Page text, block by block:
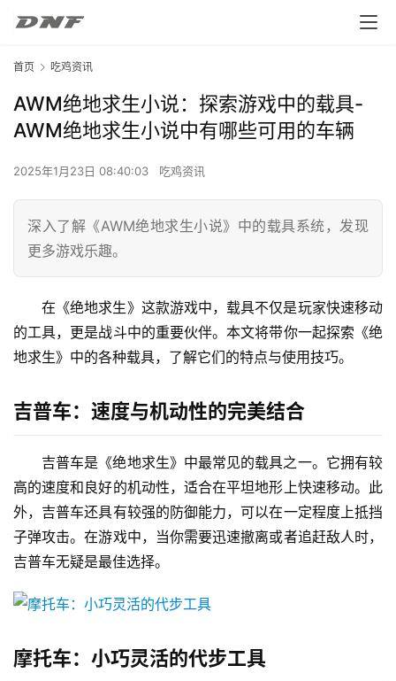
首页 吃鸡资讯
AWM绝地求生小说：探索游戏中的载具-
AWM绝地求生小说中有哪些可用的车辆
2025年1月23日 08:40:03 吃鸡资讯
深入了解《AWM绝地求生小说》中的载具系统，发现
更多游戏乐趣。
在《绝地求生》这款游戏中，载具不仅是玩家快速移动
的工具，更是战斗中的重要伙伴。本文将带你一起探索《绝
地求生》中的各种载具，了解它们的特点与使用技巧。
吉普车：速度与机动性的完美结合
吉普车是《绝地求生》中最常见的载具之一。它拥有较
高的速度和良好的机动性，适合在平坦地形上快速移动。此
外，吉普车还具有较强的防御能力，可以在一定程度上抵挡
子弹攻击。在游戏中，当你需要迅速撤离或者追赶敌人时，
吉普车无疑是最佳选择。
摩托车：小巧灵活的代步工具